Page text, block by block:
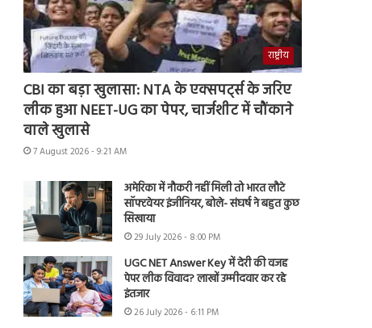
राष्ट्रीय
CBI का बड़ा खुलासा: NTA के एक्सपर्ट्स के जरिए
लीक हुआ NEET-UG का पेपर, चार्जशीट में चौंकाने
वाले खुलासे
7 August 2026 - 9:21 AM
अमेरिका में नौकरी नहीं मिली तो भारत लौटे
सॉफ्टवेयर इंजीनियर, बोले- संघर्ष ने बहुत कुछ
सिखाया
29 July 2026 - 8:00 PM
UGC NET Answer Key में देरी की वजह
पेपर लीक विवाद? लाखों उम्मीदवार कर रहे
इंतजार
26 July 2026 - 6:11 PM